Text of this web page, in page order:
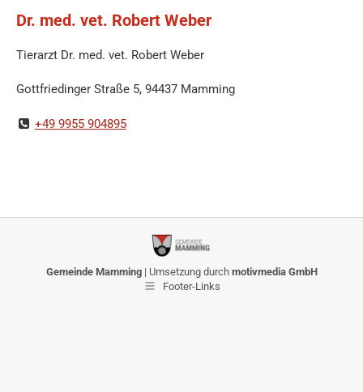
Dr. med. vet. Robert Weber
Tierarzt Dr. med. vet. Robert Weber
Gottfriedinger Straße 5, 94437 Mamming
+49 9955 904895
Gemeinde Mamming| Umsetzung durch motivmedia GmbH
Footer-Links